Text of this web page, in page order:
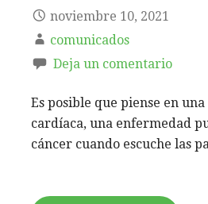
noviembre 10, 2021
comunicados
Deja un comentario
Es posible que piense en
cardíaca, una enfermedad
cáncer cuando escuche las